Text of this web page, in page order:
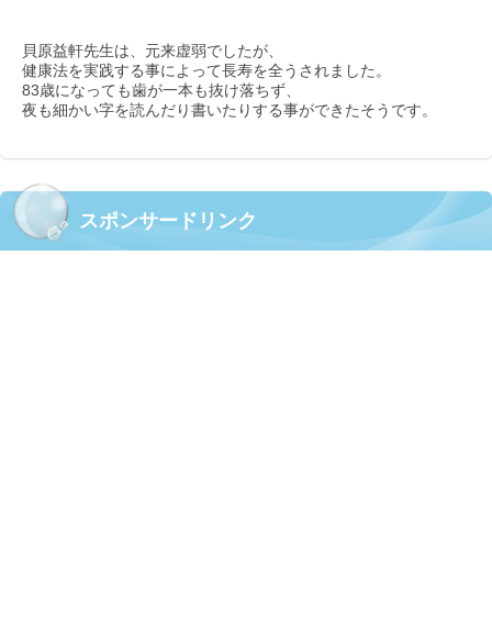
貝原益軒先生は、元来虚弱でしたが、
健康法を実践する事によって長寿を全うされました。
83歳になっても歯が一本も抜け落ちず、
夜も細かい字を読んだり書いたりする事ができたそうです。
スポンサードリンク